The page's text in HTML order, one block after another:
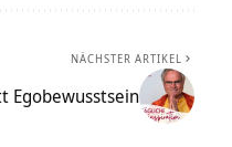
NÄCHSTER ARTIKEL
Egobewusstsein